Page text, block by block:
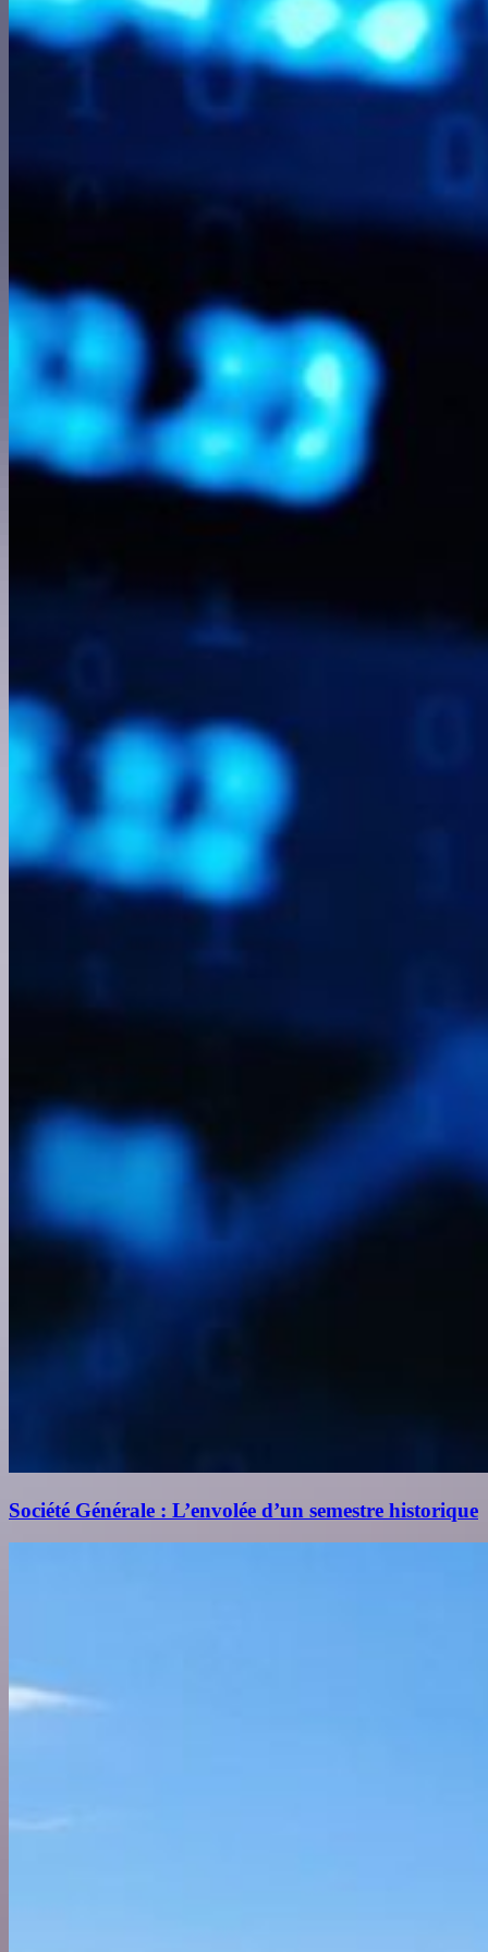
Société Générale : L’envolée d’un semestre historique